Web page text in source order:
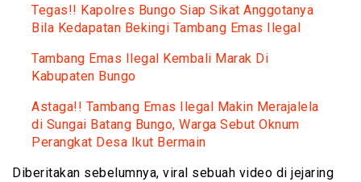
Tegas!! Kapolres Bungo Siap Sikat Anggotanya
Bila Kedapatan Bekingi Tambang Emas Ilegal
Tambang Emas Ilegal Kembali Marak Di
Kabupaten Bungo
Astaga!! Tambang Emas Ilegal Makin Merajalela
di Sungai Batang Bungo, Warga Sebut Oknum
Perangkat Desa Ikut Bermain
Diberitakan sebelumnya, viral sebuah video di jejaring